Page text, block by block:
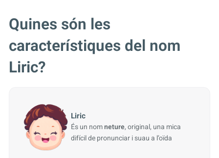
Quines són les
característiques del nom
Liric?
Liric
És un nomneture, original, una mica
difícil de pronunciar i suau a l’oïda